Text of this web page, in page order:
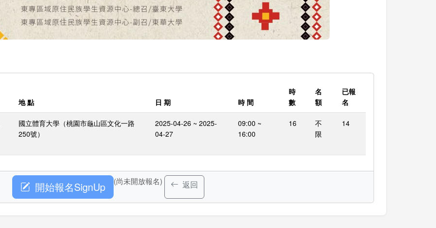
地 點 日 期 時 間
時
數
名
額
已報
名
國立體育大學（桃園市龜山區文化一路
250號）
2025-04-26 ~ 2025-
04-27
09:00 ~
16:00
16
不
限
14
開始報名SignUp (尚未開放報名) 返回